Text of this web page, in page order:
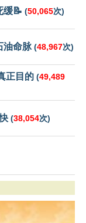
缓📝 (50,065次)
油命脉 (48,967次)
正目的 (49,489
(38,054次)